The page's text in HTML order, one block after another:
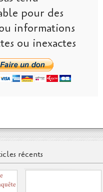
pour des
informations
ou inexactes
récents